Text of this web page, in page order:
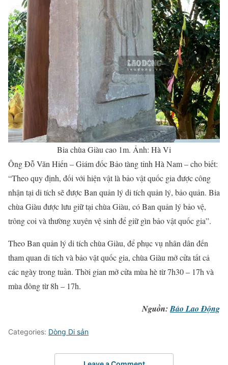
Bia chùa Giàu cao 1m. Ảnh: Hà Vi
Ông Đỗ Văn Hiến – Giám đốc Bảo tàng tỉnh Hà Nam – cho biết:
“Theo quy định, đối với hiện vật là bảo vật quốc gia được công
nhận tại di tích sẽ được Ban quản lý di tích quản lý, bảo quản. Bia
chùa Giàu được lưu giữ tại chùa Giàu, có Ban quản lý bảo vệ,
trông coi và thường xuyên vệ sinh để giữ gìn bảo vật quốc gia”.
Theo Ban quản lý di tích chùa Giàu, để phục vụ nhân dân đến
tham quan di tích và bảo vật quốc gia, chùa Giàu mở cửa tất cả
các ngày trong tuần. Thời gian mở cửa mùa hè từ 7h30 – 17h và
mùa đông từ 8h – 17h.
Nguồn:Báo Lao Động
Categories: Dòng Di sản